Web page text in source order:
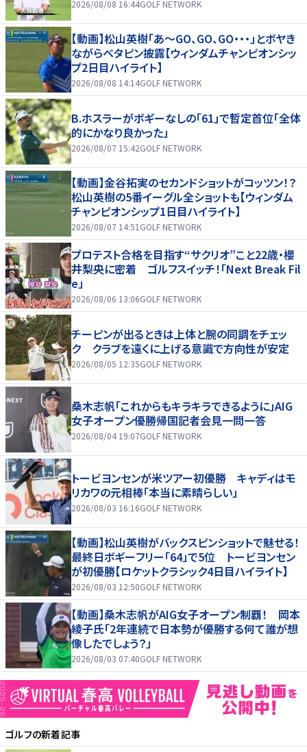
2026/08/08 16:44GOLF NETWORK
【動画】松山英樹「あ〜GO、GO、GO・・・」とボヤき
ながらベタピン披露【ウィンダムチャンピオンシッ
プ2日目ハイライト】
2026/08/08 14:14GOLF NETWORK
B.ホスラーがボギーなしの「61」で暫定首位「全体
的にかなり良かった」
2026/08/07 15:42GOLF NETWORK
【動画】金谷拓実のセカンドショットがコッツン！？
松山英樹の5番イーグル全ショットも【ウィンダム
チャンピオンシップ1日目ハイライト】
2026/08/07 14:51 GOLF NETWORK
プロテスト合格を目指す“サクリオ”こと22歳・櫻
井梨央に密着 ゴルフスイッチ！「Next Break Fil
e」
2026/08/06 13:06GOLF NETWORK
チーピンが出るときは上体と腕の同調をチェッ
ク クラブを遠くに上げる意識で方向性が安定
2026/08/05 12:35GOLF NETWORK
桑木志帆「これからもキラキラできるように」AIG
女子オープン優勝帰国記者会見一問一答
2026/08/04 19:07GOLF NETWORK
トービヨンセンが米ツアー初優勝 キャディはモ
リカワの元相棒「本当に素晴らしい」
2026/08/03 16:16GOLF NETWORK
【動画】松山英樹がバックスピンショットで魅せる！
最終日ボギーフリー「64」で5位 トービヨンセン
が初優勝【ロケットクラシック4日目ハイライト】
2026/08/03 12:50GOLF NETWORK
【動画】桑木志帆がAIG女子オープン制覇！ 岡本
綾子氏「2年連続で日本勢が優勝する何て誰が想
像したでしょう？」
2026/08/03 07:40GOLF NETWORK
ゴルフの新着記事